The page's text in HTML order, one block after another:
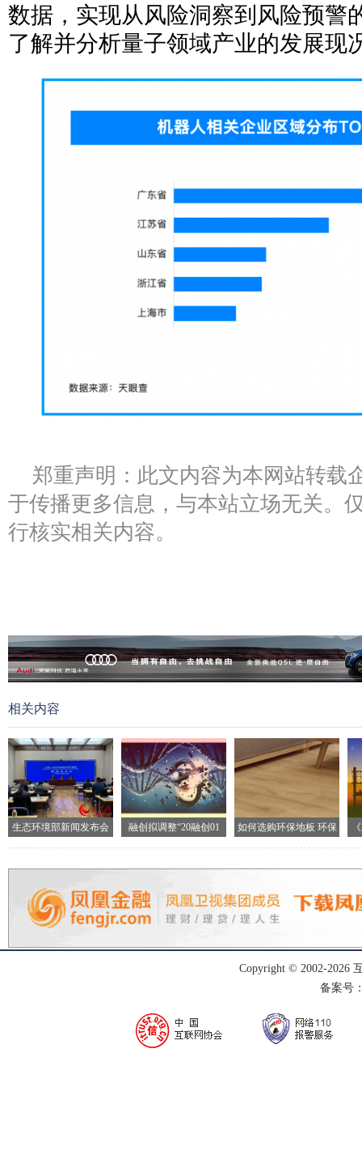
数据，实现从风险洞察到风险预警
了解并分析量子领域产业的发展现
郑重声明：此文内容为本网站转载
于传播更多信息，与本站立场无关。
行核实相关内容。
相关内容
生态环境部新闻发布会
现场
融创拟调整“20融创01
如何选购环保地板 环保
地
Copyright © 2002-2026
备案号